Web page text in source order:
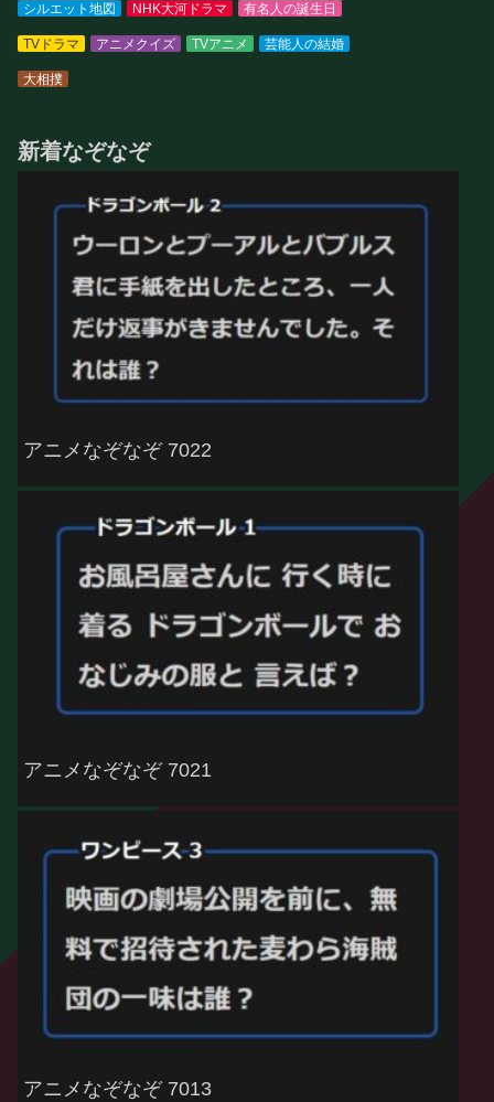
シルエット地図 NHK大河ドラマ 有名人の誕生日
TVドラマ アニメクイズ TVアニメ 芸能人の結婚
大相撲
新着なぞなぞ
アニメなぞなぞ 7022
アニメなぞなぞ 7021
アニメなぞなぞ 7013